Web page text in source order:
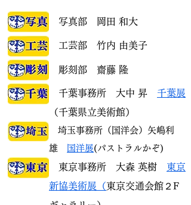
写真部 岡田 和大
工芸部 竹内 由美子
彫刻部 齋藤 隆
千葉事務所 大中 昇 千葉展
（千葉県立美術館）
埼玉事務所 （国洋会）矢嶋利
雄
国洋展(パストラルかぞ)
東京事務所 大森 英樹 東京
新協美術展（東京交通会館２F